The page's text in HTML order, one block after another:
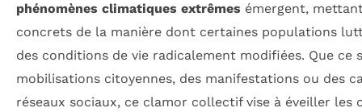
phénomènes climatiques extrêmes émergent,
concrets de la manière dont certaines populations
des conditions de vie radicalement modifiées. Que ce
mobilisations citoyennes, des manifestations ou des
réseaux sociaux, ce clamor collectif vise à éveiller les